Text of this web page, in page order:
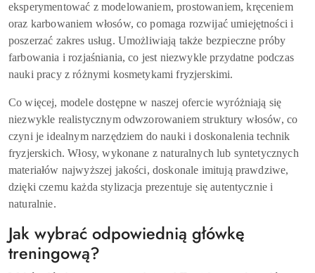
eksperymentować z modelowaniem, prostowaniem, kręceniem
oraz karbowaniem włosów, co pomaga rozwijać umiejętności i
poszerzać zakres usług. Umożliwiają także bezpieczne próby
farbowania i rozjaśniania, co jest niezwykle przydatne podczas
nauki pracy z różnymi kosmetykami fryzjerskimi.
Co więcej, modele dostępne w naszej ofercie wyróżniają się
niezwykle realistycznym odwzorowaniem struktury włosów, co
czyni je idealnym narzędziem do nauki i doskonalenia technik
fryzjerskich. Włosy, wykonane z naturalnych lub syntetycznych
materiałów najwyższej jakości, doskonale imitują prawdziwe,
dzięki czemu każda stylizacja prezentuje się autentycznie i
naturalnie.
Jak wybrać odpowiednią główkę
treningową?